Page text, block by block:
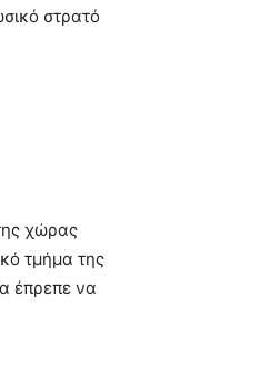
στρατό
χώρας
τμήμα της
έπρεπε να